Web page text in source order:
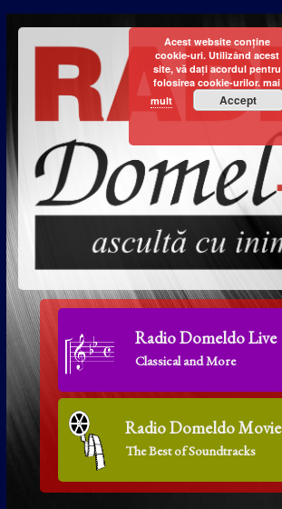
Radio Domeldo Live
Classical and More
Radio Domeldo Movie
The Best of Soundtracks
Acest website conține
cookie-uri. Utilizând acest
site, vă dați acordul pentru
folosirea cookie-urilor. mai
mult
Accept